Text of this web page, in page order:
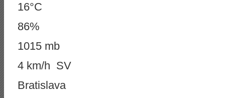
16°C
86%
1015 mb
4 km/h SV
Bratislava